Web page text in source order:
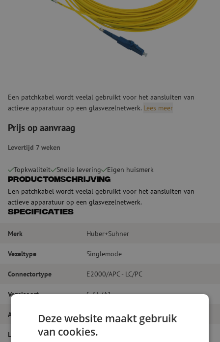
Een patchkabel wordt veelal gebruikt voor het aansluiten van
actieve apparatuur op een glasvezelnetwerk. Lees meer
Prijs op aanvraag
Levertijd 7 weken
Topkwaliteit Snelle levering Eigen huismerk
Productomschrijving
Een patchkabel wordt veelal gebruikt voor het aansluiten van
actieve apparatuur op een glasvezelnetwerk.
Specificaties
Merk Huber+Suhner
Vezeltype Singlemode
Connectortype E2000/APC - LC/PC
Vezelsoort G.657A1
Aantal vezels Simplex
Lengte 21m
Deze website maakt gebruik
van cookies.